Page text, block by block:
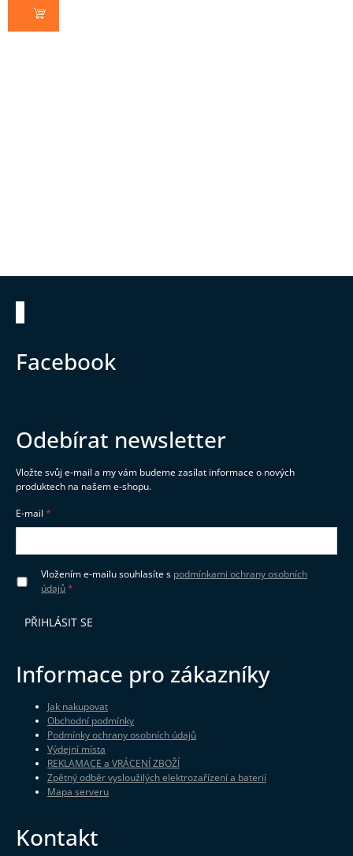
DO KOŠÍKU
Zápatí
Facebook
Odebírat newsletter
Vložte svůj e-mail a my vám budeme zasílat informace o nových
produktech na našem e-shopu.
E-mail
Vložením e-mailu souhlasíte s podmínkami ochrany osobních
údajů
PŘIHLÁSIT SE
Informace pro zákazníky
Jak nakupovat
Obchodní podmínky
Podmínky ochrany osobních údajů
Výdejní místa
REKLAMACE a VRÁCENÍ ZBOŽÍ
Zpětný odběr vysloužilých elektrozařízení a baterií
Mapa serveru
Kontakt